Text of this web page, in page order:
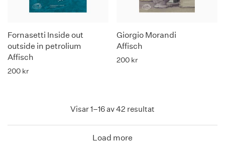
Fornasetti Inside out
outside in petrolium
Affisch
200 kr
Giorgio Morandi
Affisch
200 kr
Visar 1–16 av 42 resultat
Load more